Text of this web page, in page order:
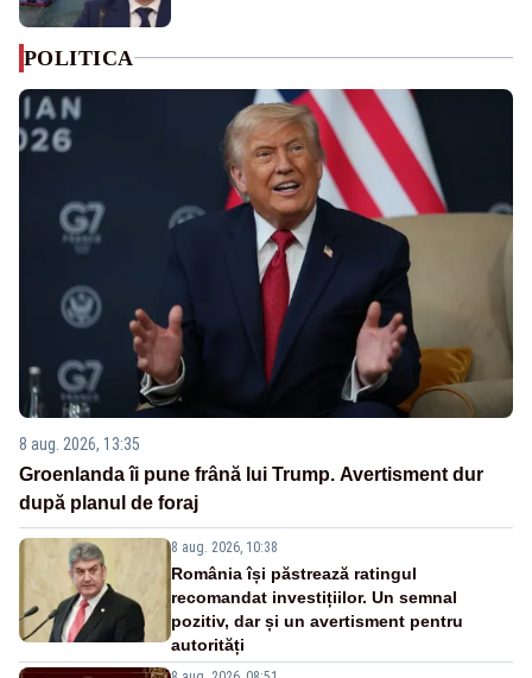
POLITICA
8 aug. 2026, 13:35
Groenlanda îi pune frână lui Trump. Avertisment dur
după planul de foraj
8 aug. 2026, 10:38
România își păstrează ratingul
recomandat investițiilor. Un semnal
pozitiv, dar și un avertisment pentru
autorități